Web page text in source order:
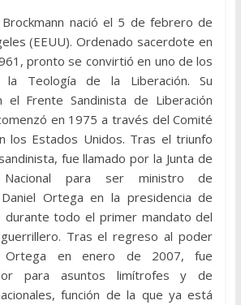
Brockmann nació el 5 de febrero de
(EEUU). Ordenado sacerdote en
pronto se convirtió en uno de los
la Teología de la Liberación. Su
el Frente Sandinista de Liberación
en 1975 a través del Comité
los Estados Unidos. Tras el triunfo
fue llamado por la Junta de
Nacional para ser ministro de
Ortega en la presidencia de
durante todo el primer mandato del
Tras el regreso al poder
Ortega en enero de 2007, fue
para asuntos limítrofes y de
función de la que ya está